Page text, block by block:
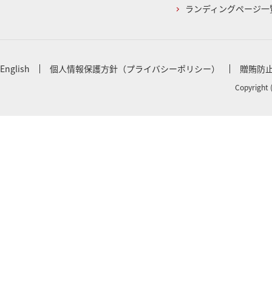
ランディングページ一
English 個人情報保護方針（プライバシーポリシー） 贈賄防
Copyright